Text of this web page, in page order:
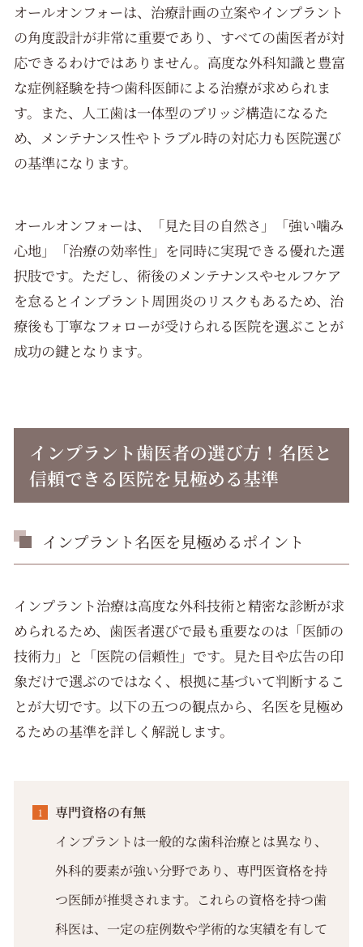
オールオンフォーは、治療計画の立案やインプラント
の角度設計が非常に重要であり、すべての歯医者が対
応できるわけではありません。高度な外科知識と豊富
な症例経験を持つ歯科医師による治療が求められま
す。また、人工歯は一体型のブリッジ構造になるた
め、メンテナンス性やトラブル時の対応力も医院選び
の基準になります。
オールオンフォーは、「見た目の自然さ」「強い噛み
心地」「治療の効率性」を同時に実現できる優れた選
択肢です。ただし、術後のメンテナンスやセルフケア
を怠るとインプラント周囲炎のリスクもあるため、治
療後も丁寧なフォローが受けられる医院を選ぶことが
成功の鍵となります。
インプラント歯医者の選び方！名医と
信頼できる医院を見極める基準
インプラント名医を見極めるポイント
インプラント治療は高度な外科技術と精密な診断が求
められるため、歯医者選びで最も重要なのは「医師の
技術力」と「医院の信頼性」です。見た目や広告の印
象だけで選ぶのではなく、根拠に基づいて判断するこ
とが大切です。以下の五つの観点から、名医を見極め
るための基準を詳しく解説します。
専門資格の有無
インプラントは一般的な歯科治療とは異なり、
外科的要素が強い分野であり、専門医資格を持
つ医師が推奨されます。これらの資格を持つ歯
科医は、一定の症例数や学術的な実績を有して